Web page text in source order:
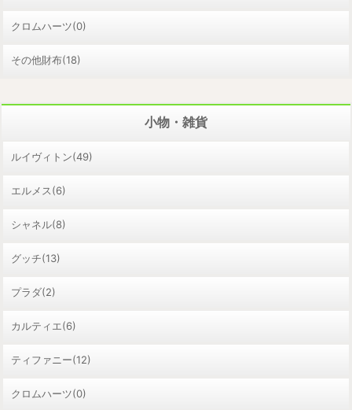
クロムハーツ(0)
その他財布(18)
小物・雑貨
ルイヴィトン(49)
エルメス(6)
シャネル(8)
グッチ(13)
プラダ(2)
カルティエ(6)
ティファニー(12)
クロムハーツ(0)